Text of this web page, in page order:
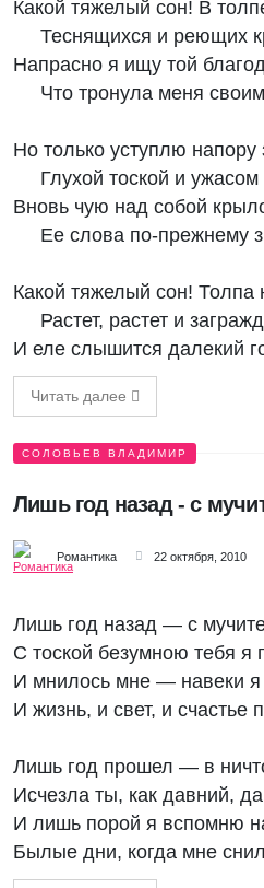
Какой тяжелый сон! В
Теснящихся и реющих
Напрасно я ищу той
Что тронула меня
Но только уступлю
Глухой тоской и
Вновь чую над собой
Ее слова по-прежнему
Какой тяжелый сон! Толпа
Растет, растет и
И еле слышится далекий
Читать далее
СОЛОВЬЕВ ВЛАДИМИР
Лишь год назад - с
Романтика 22 октября, 2010
Лишь год назад — с
С тоской безумною тебя я
И мнилось мне — навеки я
И жизнь, и свет, и счастье
Лишь год прошел — в
Исчезла ты, как давний,
И лишь порой я вспомню
Былые дни, когда мне